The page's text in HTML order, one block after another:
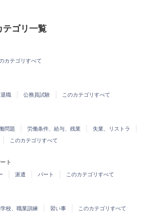
テゴリ一覧
カテゴリすべて
退職 公務員試験 このカテゴリすべて
問題 労働条件、給与、残業
失業、リストラ
このカテゴリすべて
ト
派遣 パート このカテゴリすべて
校、職業訓練 習い事 このカテゴリすべて